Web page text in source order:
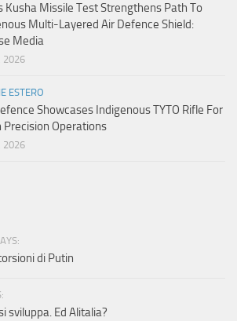
Kusha Missile Test Strengthens Path To
Multi-Layered Air Defence Shield:
Media
2026
ESTERO
Showcases Indigenous TYTO Rifle For
Precision Operations
2026
di Putin
sviluppa. Ed Alitalia?